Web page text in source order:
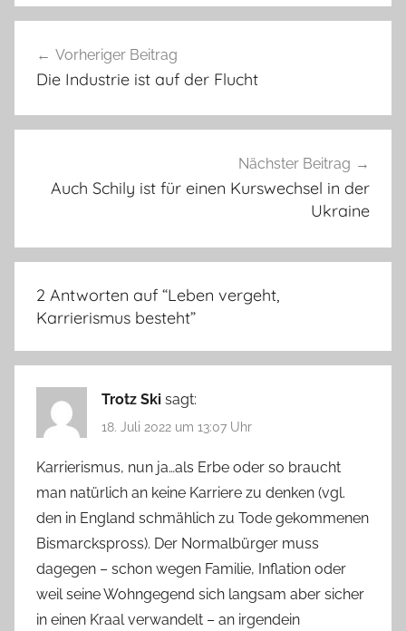
Vorheriger Beitrag
Die Industrie ist auf der Flucht
Nächster Beitrag
Auch Schily ist für einen Kurswechsel in der
Ukraine
2 Antworten auf “Leben vergeht,
Karrierismus besteht”
Trotz Ski sagt:
18. Juli 2022 um 13:07 Uhr
Karrierismus, nun ja…als Erbe oder so braucht
man natürlich an keine Karriere zu denken (vgl.
den in England schmählich zu Tode gekommenen
Bismarckspross). Der Normalbürger muss
dagegen – schon wegen Familie, Inflation oder
weil seine Wohngegend sich langsam aber sicher
in einen Kraal verwandelt – an irgendein